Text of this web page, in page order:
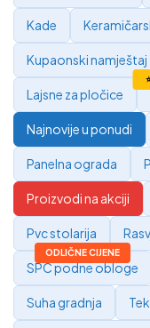
Kade
Kupaonski namještaj
Lajsne za pločice
Najnovije u ponudi
Panelna ograda
Proizvodi na akciji
Pvc stolarija
SPC podne obloge
Suha gradnja